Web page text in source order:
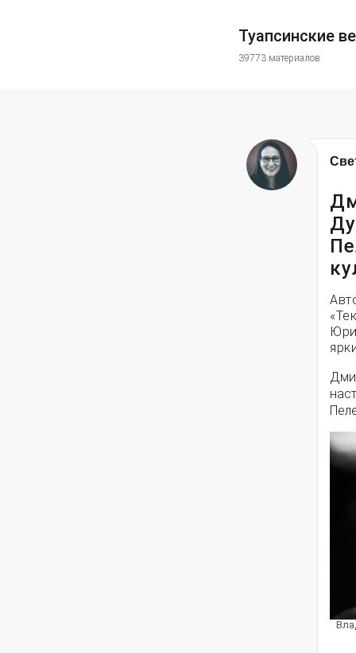
Туапсинские
39773 материалов